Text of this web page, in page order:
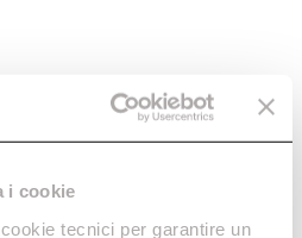
i cookie
tecnici per garantire un